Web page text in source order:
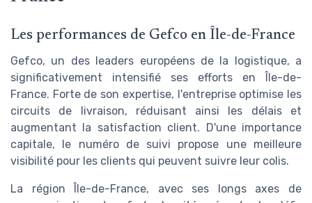
Les performances de Gefco en Île-de-France
Gefco, un des leaders européens de la logistique, a
significativement intensifié ses efforts en Île-de-
France. Forte de son expertise, l'entreprise optimise les
circuits de livraison, réduisant ainsi les délais et
augmentant la satisfaction client. D'une importance
capitale, le numéro de suivi propose une meilleure
visibilité pour les clients qui peuvent suivre leur colis.
La région Île-de-France, avec ses longs axes de